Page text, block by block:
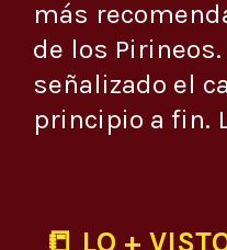
más
de los
señalizado el
principio a fin.
📒 LO +